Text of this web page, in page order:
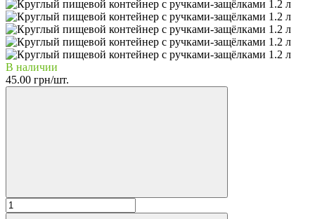
В наличии
45.00 грн/шт.